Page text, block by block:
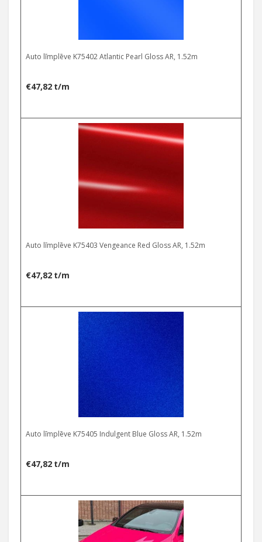
Auto līmplēve K75402 Atlantic Pearl Gloss AR, 1.52m
€47,82 t/m
Auto līmplēve K75403 Vengeance Red Gloss AR, 1.52m
€47,82 t/m
Auto līmplēve K75405 Indulgent Blue Gloss AR, 1.52m
€47,82 t/m